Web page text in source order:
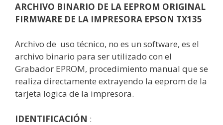
ARCHIVO BINARIO DE LA EEPROM ORIGINAL
FIRMWARE DE LA IMPRESORA EPSON TX135
Archivo de uso técnico, no es un software, es el
archivo binario para ser utilizado con el
Grabador EPROM, procedimiento manual que se
realiza directamente extrayendo la eeprom de la
tarjeta logica de la impresora.
IDENTIFICACIÓN :